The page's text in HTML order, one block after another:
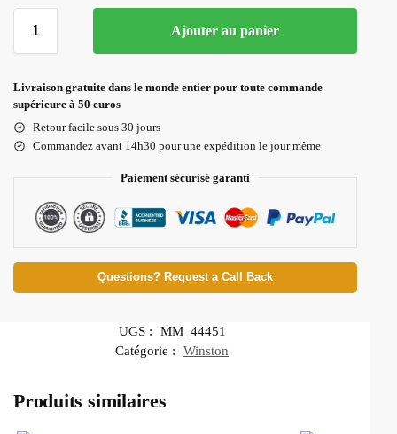
Ajouter au panier
Livraison gratuite dans le monde entier pour toute commande
supérieure à 50 euros
Retour facile sous 30 jours
Commandez avant 14h30 pour une expédition le jour même
Paiement sécurisé garanti
Questions? Request a Call Back
UGS :
MM_44451
Catégorie :
Winston
Produits similaires